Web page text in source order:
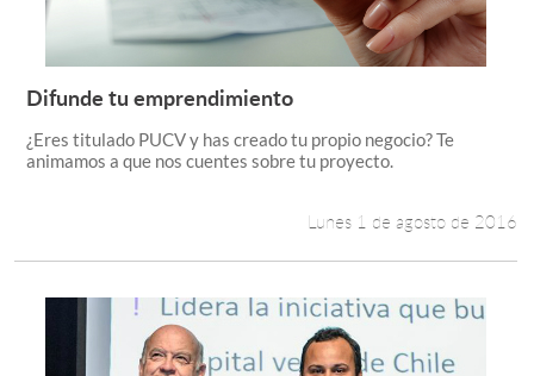
Estudiantes
Académicos
Funcionarios
Difunde tu emprendimiento
¿Eres titulado PUCV y has creado tu propio negocio? Te
animamos a que nos cuentes sobre tu proyecto.
Lunes 1 de agosto de 2016